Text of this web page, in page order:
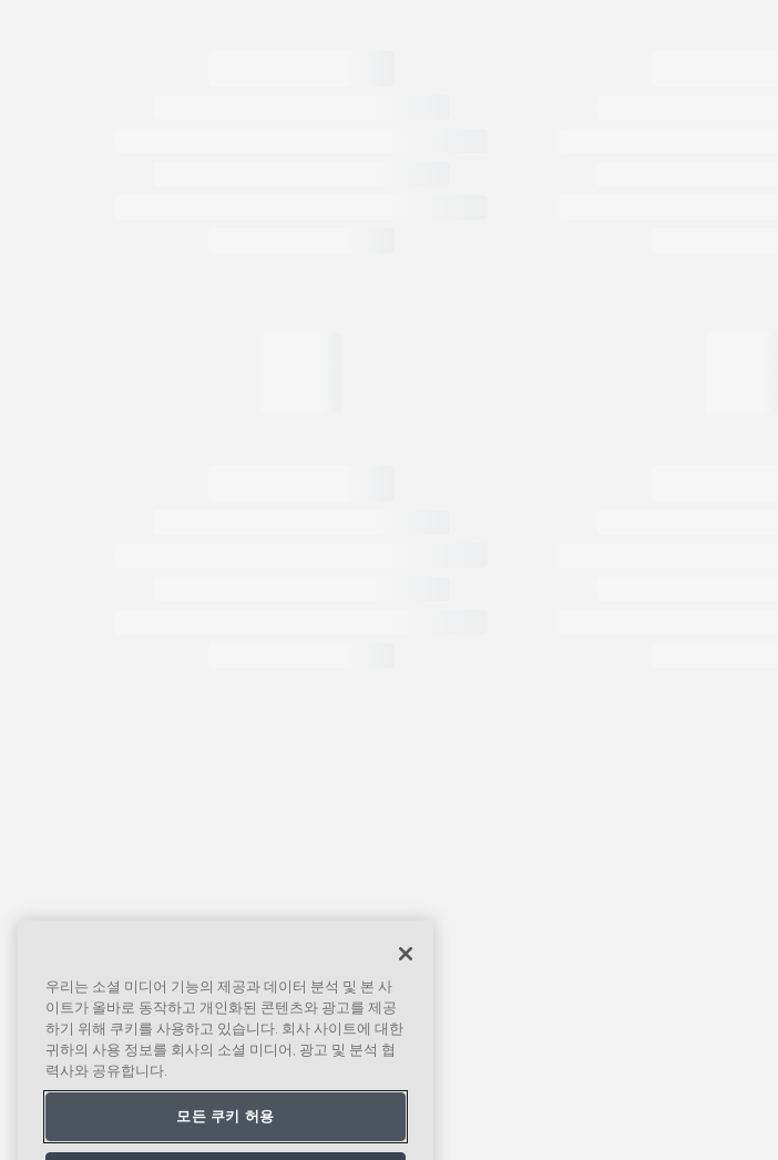
우리는 소셜 미디어 기능의 제공과 데이터 분석 및 본 사
이트가 올바로 동작하고 개인화된 콘텐츠와 광고를 제공
하기 위해 쿠키를 사용하고 있습니다. 회사 사이트에 대한
귀하의 사용 정보를 회사의 소셜 미디어, 광고 및 분석 협
력사와 공유합니다.
모든 쿠키 허용